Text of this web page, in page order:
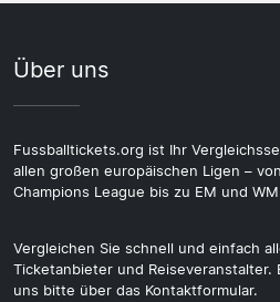
Über uns
Fussballtickets.org ist Ihr
allen großen europäischen Ligen –
Champions League bis zu EM und
Vergleichen Sie schnell und einfach
Ticketanbieter und Reiseveranstalter.
uns bitte über das Kontaktformular.